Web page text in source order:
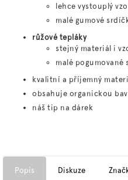
lehce vystouplý
malé gumové
růžové tepláky
stejný materiál i
malé pogumované
kvalitní a příjemný
obsahuje organickou
náš tip na dárek
Popis Diskuze